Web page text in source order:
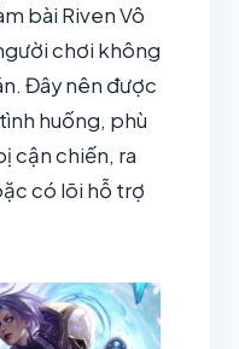
bài Riven Vô
chơi không
Đây nên được
huống, phù
cận chiến, ra
có lõi hỗ trợ